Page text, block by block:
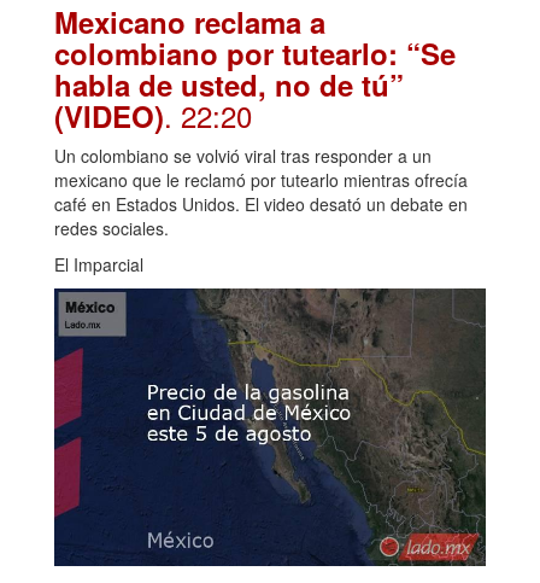
Mexicano reclama a
colombiano por tutearlo: “Se
habla de usted, no de tú”
(VIDEO). 22:20
Un colombiano se volvió viral tras responder a un
mexicano que le reclamó por tutearlo mientras ofrecía
café en Estados Unidos. El video desató un debate en
redes sociales.
El Imparcial